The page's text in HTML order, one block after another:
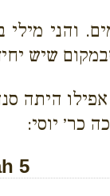
והני
שיש
אפילו היתה
כר׳ יוסי:
5